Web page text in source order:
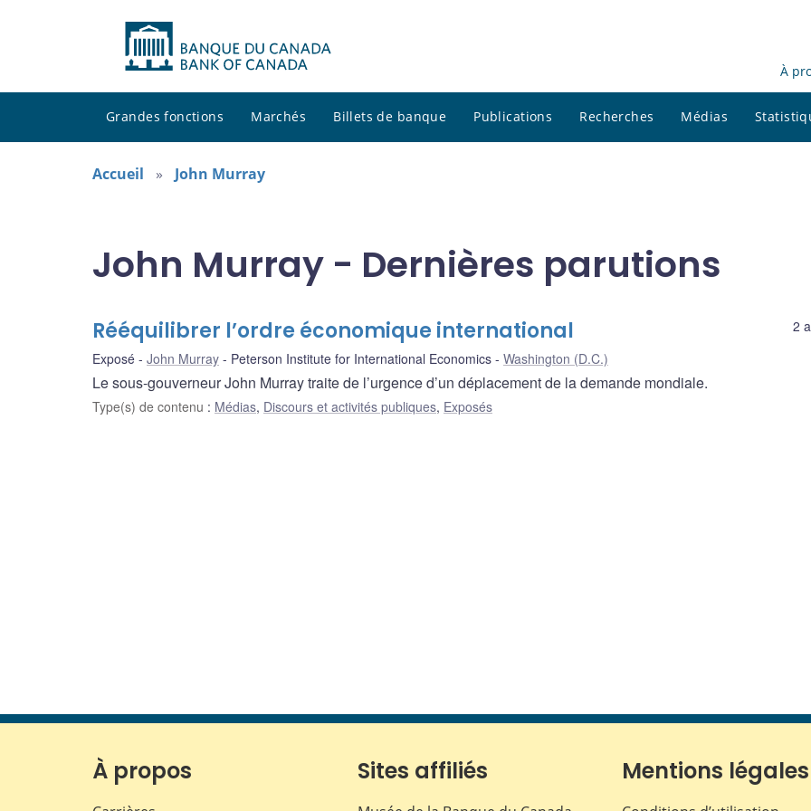
À
Grandes fonctions Marchés Billets de banque Publications Recherches Médias
Accueil John Murray
John Murray - Dernières parutions
2
Rééquilibrer l’ordre économique international
Exposé John Murray Peterson Institute for International Economics Washington (D.C.)
Le sous-gouverneur John Murray traite de l’urgence d’un déplacement de la demande mondiale.
Type(s) de contenu : Médias, Discours et activités publiques, Exposés
À propos Sites affiliés Mentions légales